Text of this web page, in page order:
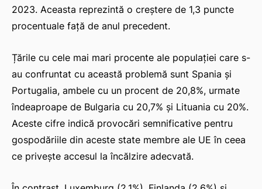
2023. Aceasta reprezintă o creștere de 1,3 puncte
procentuale față de anul precedent.
Țările cu cele mai mari procente ale populației care s-
au confruntat cu această problemă sunt Spania și
Portugalia, ambele cu un procent de 20,8%, urmate
îndeaproape de Bulgaria cu 20,7% și Lituania cu 20%.
Aceste cifre indică provocări semnificative pentru
gospodăriile din aceste state membre ale UE în ceea
ce privește accesul la încălzire adecvată.